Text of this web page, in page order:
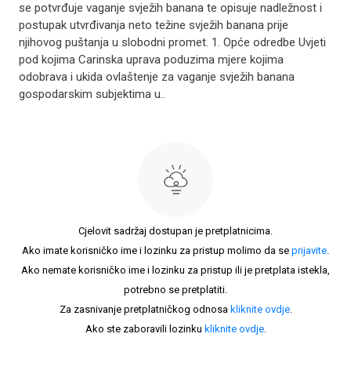
se potvrđuje vaganje svježih banana te opisuje nadležnost i
postupak utvrđivanja neto težine svježih banana prije
njihovog puštanja u slobodni promet. 1. Opće odredbe Uvjeti
pod kojima Carinska uprava poduzima mjere kojima
odobrava i ukida ovlaštenje za vaganje svježih banana
gospodarskim subjektima u..
Cjelovit sadržaj dostupan je pretplatnicima.
Ako imate korisničko ime i lozinku za pristup molimo da se prijavite.
Ako nemate korisničko ime i lozinku za pristup ili je pretplata istekla,
potrebno se pretplatiti.
Za zasnivanje pretplatničkog odnosa kliknite ovdje.
Ako ste zaboravili lozinku kliknite ovdje.